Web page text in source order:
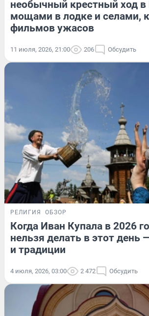
необычный крестный ход в
мощами в лодке и селами,
фильмов ужасов
11 июля, 2026, 21:00 206 Обсудить
РЕЛИГИЯ ОБЗОР
Когда Иван Купала в 2026
нельзя делать в этот день
и традиции
4 июля, 2026, 03:00 2 472 Обсудить